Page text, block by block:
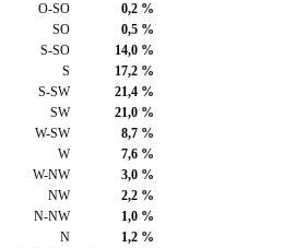
O-SO
0,2 %
SO
0,5 %
S-SO
14,0 %
S
17,2 %
S-SW
21,4 %
SW
21,0 %
W-SW
8,7 %
W
7,6 %
W-NW
3,0 %
NW
2,2 %
N-NW
1,0 %
N
1,2 %